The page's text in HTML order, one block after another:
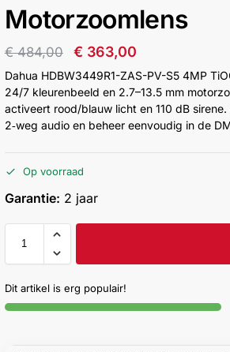
Motorzoomlens
€484,00 € 363,00
Dahua HDBW3449R1-ZAS-PV-S5 4MP
24/7 kleurenbeeld en 2.7–13.5 mm
activeert rood/blauw licht en 110 dB
2‑weg audio en beheer eenvoudig in de
Op voorraad
Garantie: 2 jaar
Dit artikel is erg populair!